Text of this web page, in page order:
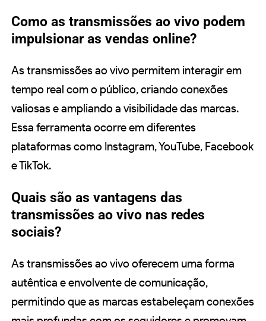
Como as transmissões ao vivo podem
impulsionar as vendas online?
As transmissões ao vivo permitem interagir em
tempo real com o público, criando conexões
valiosas e ampliando a visibilidade das marcas.
Essa ferramenta ocorre em diferentes
plataformas como Instagram, YouTube, Facebook
e TikTok.
Quais são as vantagens das
transmissões ao vivo nas redes
sociais?
As transmissões ao vivo oferecem uma forma
autêntica e envolvente de comunicação,
permitindo que as marcas estabeleçam conexões